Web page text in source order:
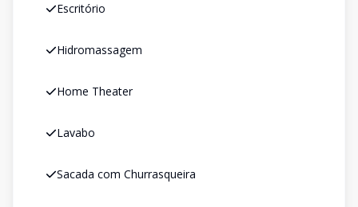
Escritório
Hidromassagem
Home Theater
Lavabo
Sacada com Churrasqueira